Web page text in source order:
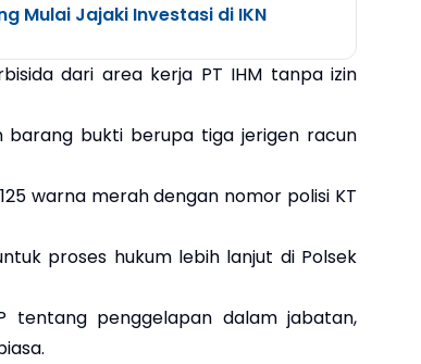
Mulai Jajaki Investasi di IKN
dari area kerja PT IHM tanpa izin
barang bukti berupa tiga jerigen racun
warna merah dengan nomor polisi KT
proses hukum lebih lanjut di Polsek
tentang penggelapan dalam jabatan,